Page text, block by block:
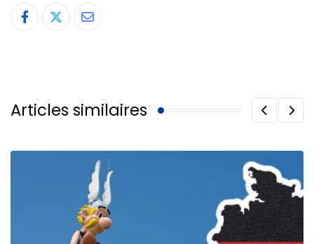
Share
Articles similaires